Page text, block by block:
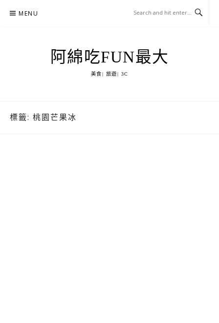
MENU
阿綿吃FUN最大
美食| 旅遊| 3C
標籤: 桃園芒果冰